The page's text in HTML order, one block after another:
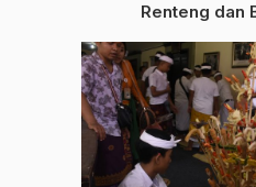
Renteng dan